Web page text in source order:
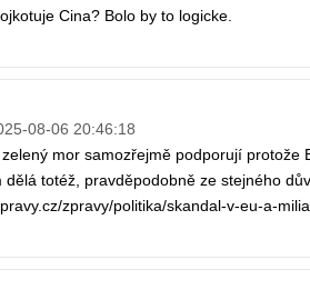
Cina? Bolo by to logicke.
08-06 20:46:18
mor samozřejmě podporují
dělá totéž, pravděpodobně ze stejného
zpravy/politika/skandal-v-eu-a-